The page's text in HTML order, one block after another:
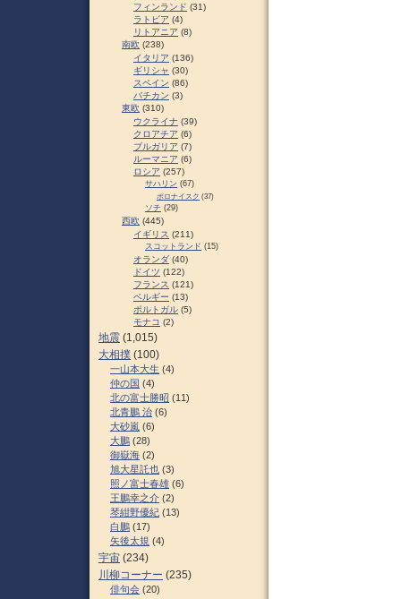
フィンランド (31)
ラトビア (4)
リトアニア (8)
南欧 (238)
イタリア (136)
ギリシャ (30)
スペイン (86)
バチカン (3)
東欧 (310)
ウクライナ (39)
クロアチア (6)
ブルガリア (7)
ルーマニア (6)
ロシア (257)
サハリン (67)
ポロナイスク (37)
ソチ (29)
西欧 (445)
イギリス (211)
スコットランド (15)
オランダ (40)
ドイツ (122)
フランス (121)
ベルギー (13)
ポルトガル (5)
モナコ (2)
地震 (1,015)
大相撲 (100)
一山本大生 (4)
仲の国 (4)
北の富士勝昭 (11)
北青鵬 治 (6)
大砂嵐 (6)
大鵬 (28)
御嶽海 (2)
旭大星託也 (3)
照ノ富士春雄 (6)
王鵬幸之介 (2)
琴紺野優紀 (13)
白鵬 (17)
矢後太規 (4)
宇宙 (234)
川柳コーナー (235)
俳句会 (20)